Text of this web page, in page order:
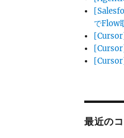
でFlow
最近の